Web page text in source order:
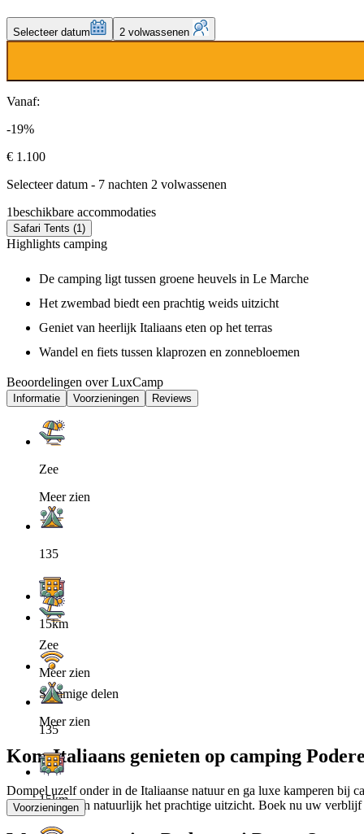
Selecteer datum 2 volwassenen
Vanaf:
-19%
€ 1.100
Selecteer datum - 7 nachten 2 volwassenen
1beschikbare accommodaties
Safari Tents (1)
Highlights camping
De camping ligt tussen groene heuvels in Le Marche
Het zwembad biedt een prachtig weids uitzicht
Geniet van heerlijk Italiaans eten op het terras
Wandel en fiets tussen klaprozen en zonnebloemen
Beoordelingen over LuxCamp
Informatie Voorzieningen Reviews
Zee
Meer zien
135
15km
Sommige delen
Meer zien
Kom Italiaans genieten op camping
Dompel uzelf onder in de Italiaanse natuur en ga luxe kamperen bij
het zwembad en natuurlijk het prachtige uitzicht. Boek nu uw
Zee
Meer zien
135
15km
Voorzieningen